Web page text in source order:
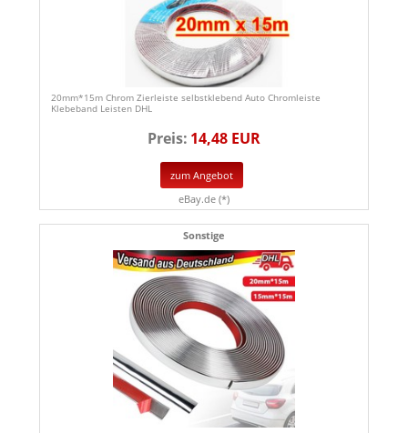
20mm*15m Chrom Zierleiste selbstklebend Auto Chromleiste
Klebeband Leisten DHL
Preis: 14,48 EUR
zum Angebot
eBay.de (*)
Sonstige